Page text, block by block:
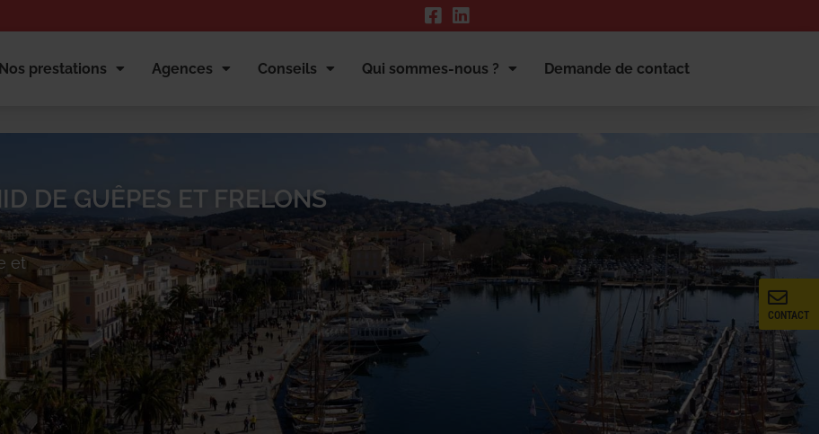
Nos prestations Agences Conseils Qui sommes-nous ? Demande de contact
CONTACT
DE GUÊPES ET FRELONS
et